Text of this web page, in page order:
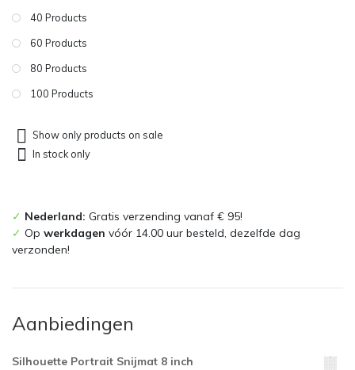
40 Products
60 Products
80 Products
100 Products
Show only products on sale
In stock only
✓ Nederland: Gratis verzending vanaf € 95!
✓ Op werkdagen vóór 14.00 uur besteld, dezelfde dag
verzonden!
Aanbiedingen
Silhouette Portrait Snijmat 8 inch